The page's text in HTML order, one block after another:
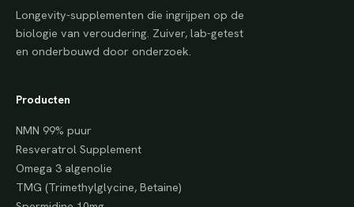
Longevity-supplementen die ingrijpen op de
biologie van veroudering. Zuiver, lab-getest
en onderbouwd door onderzoek.
Producten
NMN 99% puur
Resveratrol Supplement
Omega 3 algenolie
TMG (Trimethylglycine, Betaine)